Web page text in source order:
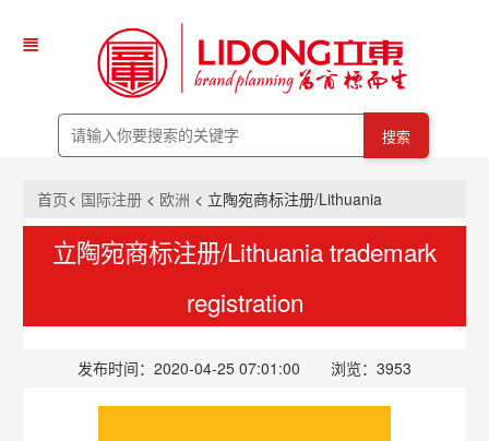
搜索
首页< 国际注册< 欧洲 < 立陶宛商标注册/Lithuania
trademark registration
立陶宛商标注册/Lithuania trademark
registration
发布时间：2020-04-25 07:01:00 浏览：3953